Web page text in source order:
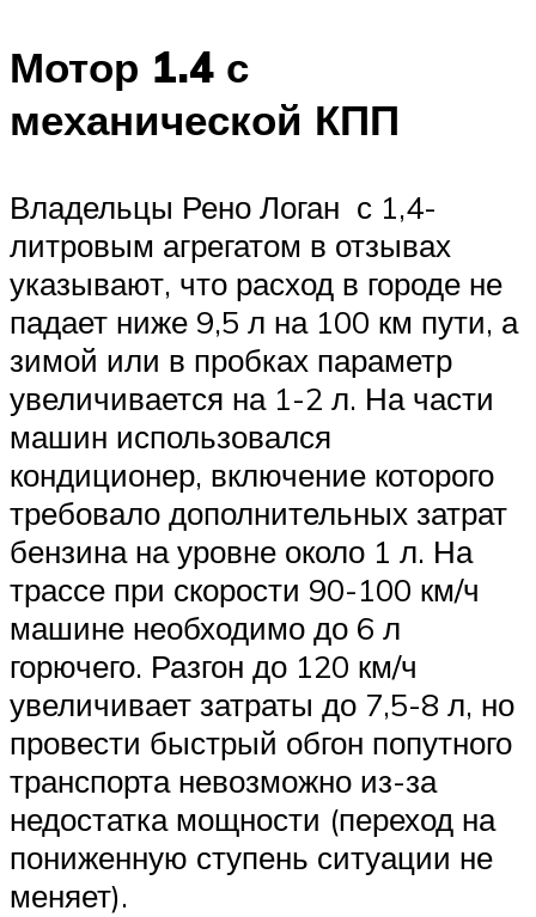
Мотор 1.4 с
механической КПП
Владельцы Рено Логан с 1,4-
литровым агрегатом в отзывах
указывают, что расход в городе не
падает ниже 9,5 л на 100 км пути, а
зимой или в пробках параметр
увеличивается на 1-2 л. На части
машин использовался
кондиционер, включение которого
требовало дополнительных затрат
бензина на уровне около 1 л. На
трассе при скорости 90-100 км/ч
машине необходимо до 6 л
горючего. Разгон до 120 км/ч
увеличивает затраты до 7,5-8 л, но
провести быстрый обгон попутного
транспорта невозможно из-за
недостатка мощности (переход на
пониженную ступень ситуации не
меняет).